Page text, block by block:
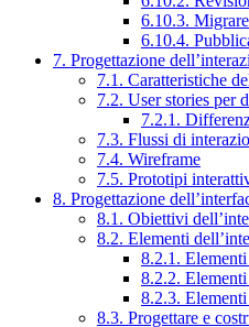
6.10.3.
6.10.4.
7. Progettazione
7.1. Caratteristiche
7.2. User stories per
7.2.1.
7.3. Flussi di
7.4. Wireframe
7.5. Prototipi
8. Progettazione
8.1. Obiettivi
8.2. Elementi
8.2.1.
8.2.2.
8.2.3.
8.3. Progettare e